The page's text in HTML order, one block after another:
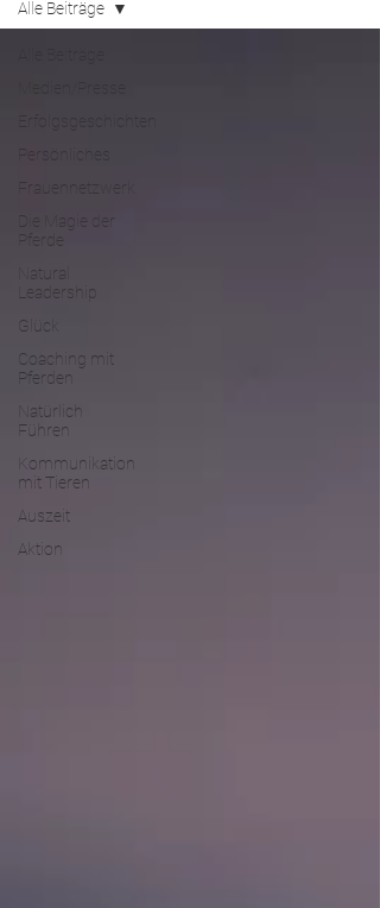
Erfolgsgeschichten
Persönliches
Frauennetzwerk
Die Magie der
Pferde
Natural
Leadership
Glück
Coaching mit
Pferden
Natürlich
Führen
Kommunikation
mit Tieren
Auszeit
Aktion
Alle Beiträge